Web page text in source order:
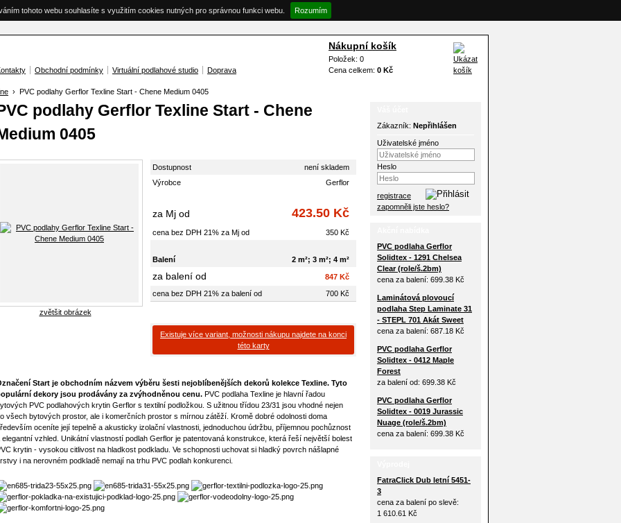
tohoto webu souhlasíte s využitím cookies nutných pro správnou funkci webu. Rozumím
Obchodní podmínky Virtuální podlahové studio Doprava
Nákupní košík
Položek: 0
Cena celkem: 0 Kč
› PVC podlahy Gerflor Texline Start - Chene Medium 0405
podlahy Gerflor Texline Start - Chene
0405
zvětšit obrázek
Dostupnost
není skladem
Výrobce
Gerflor
za Mj od 423.50 Kč
cena bez DPH 21% za Mj od 350 Kč
Balení 2 m²; 3 m²; 4 m²
za balení od
847 Kč
cena bez DPH 21% za balení od
700 Kč
Existuje více variant, možnosti nákupu najdete na konci
této karty
Start je obchodním názvem výběru šesti nejoblíbenějších dekorů kolekce Texline. Tyto
dekory jsou prodávány za zvýhodněnou cenu. PVC podlaha Texline je hlavní řadou
PVC podlahových krytin Gerflor s textilní podložkou. S užitnou třídou 23/31 jsou vhodné nejen
všech bytových prostor, ale i komerčních prostor s mírnou zátěží. Kromě dobré odolnosti doma
oceníte její tepelně a akusticky izolační vlastnosti, jednoduchou údržbu, příjemnou pochůznost
elegantní vzhled. Unikátní vlastností podlah Gerflor je patentovaná konstrukce, která řeší největší bolest
krytin - vysokou citlivost na hladkost podkladu. Ve schopnosti uchovat si hladký povrch nášlapné
i na nerovném podkladě nemají na trhu PVC podlah konkurenci.
Zákazník: Nepřihlášen
Uživatelské jméno
Heslo
registrace
zapomněli jste heslo?
PVC podlaha Gerflor
Solidtex - 1291 Chelsea
Clear (role/š.2bm)
cena za balení: 699.38 Kč
Laminátová plovoucí
podlaha Step Laminate 31
- STEPL 701 Akát Sweet
cena za balení: 687.18 Kč
PVC podlaha Gerflor
Solidtex - 0412 Maple
Forest
za balení od: 699.38 Kč
PVC podlaha Gerflor
Solidtex - 0019 Jurassic
Nuage (role/š.2bm)
cena za balení: 699.38 Kč
FatraClick Dub letní 5451-
3
cena za balení po slevě:
1 610.61 Kč